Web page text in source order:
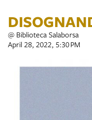
@ Biblioteca Salaborsa
April 28, 2022, 5:30 PM